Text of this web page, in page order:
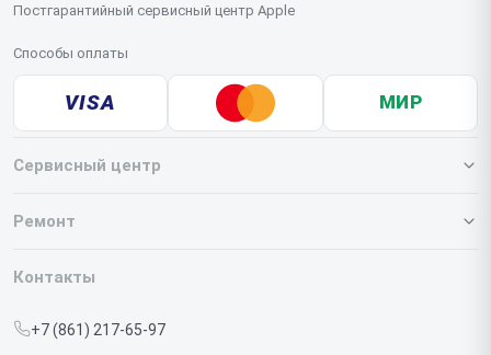
Постгарантийный сервисный центр Apple
Способы оплаты
VISA МИР
Сервисный центр
О нашем сервисе
Срочный ремонт
Ремонт
Iphone
Контакты
+7 (861) 217-65-97